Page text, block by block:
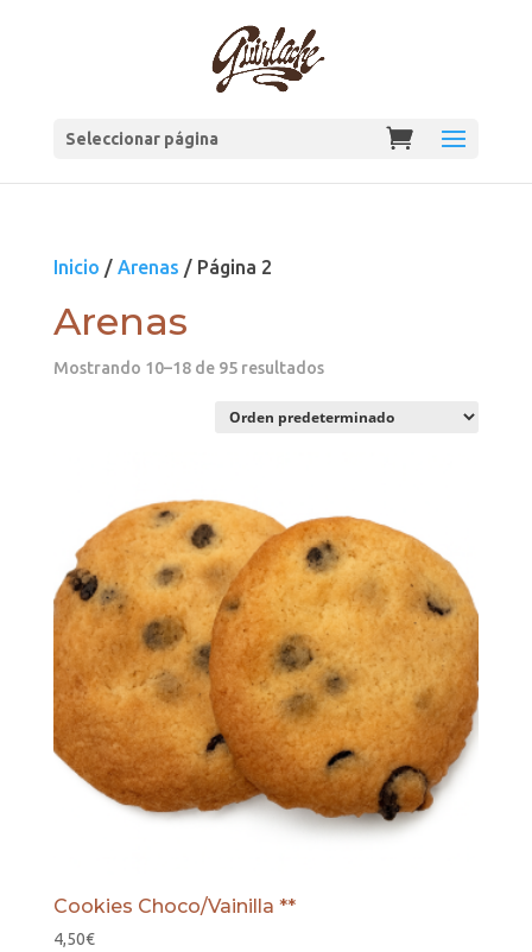
Seleccionar página
Inicio / Arenas / Página 2
Arenas
Mostrando 10–18 de 95 resultados
Cookies Choco/Vainilla **
4,50€